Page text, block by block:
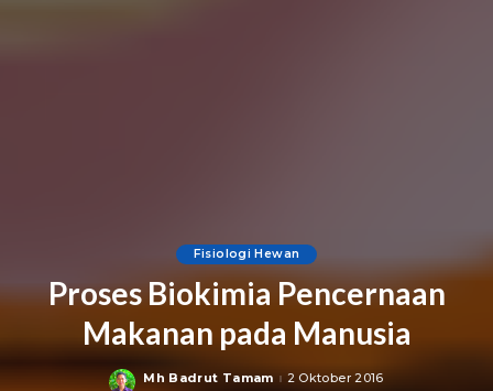
Fisiologi Hewan
Proses Biokimia Pencernaan
Makanan pada Manusia
Posted
Mh Badrut Tamam 2 Oktober 2016